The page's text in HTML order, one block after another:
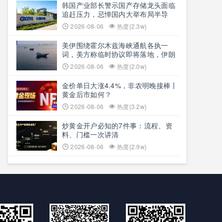
韩国产业部长警示国产存储龙头面临
追赶压力，忌惮国内大举布局半导
体，呼吁加码本土资本投入避免优势
流失
2026-08-06 热度{2.3w}
美伊围绕霍尔木兹海峡通航各执一
词，美方称临时协议即将落地，伊朗
坚称仅与阿曼双边磋商、通航恢复取
决于美方态度
2026-08-06 热度{2.0w}
金价单日大涨4.4%，非农明晚接棒丨
黄金后市如何？
2026-08-06 热度{3.2w}
炒黄金开户必知的7件事：流程、资
料、门槛一次讲清
2026-08-06 热度{2.9w}